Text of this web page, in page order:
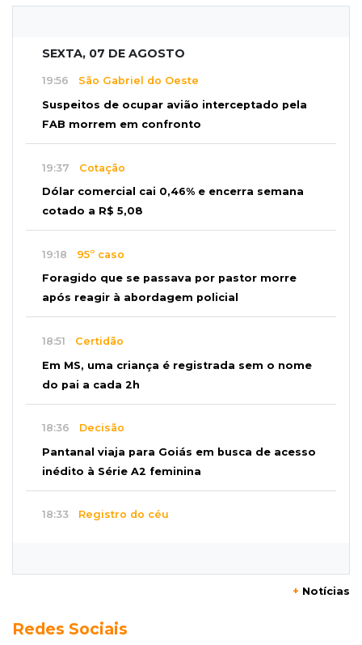
SEXTA, 07 DE AGOSTO
19:56 São Gabriel do Oeste
Suspeitos de ocupar avião interceptado pela
FAB morrem em confronto
19:37 Cotação
Dólar comercial cai 0,46% e encerra semana
cotado a R$ 5,08
19:18 95º caso
Foragido que se passava por pastor morre
após reagir à abordagem policial
18:51 Certidão
Em MS, uma criança é registrada sem o nome
do pai a cada 2h
18:36 Decisão
Pantanal viaja para Goiás em busca de acesso
inédito à Série A2 feminina
18:33 Registro do céu
Alerta em celulares mobiliza buscas por bebê
+ Notícias
Redes Sociais